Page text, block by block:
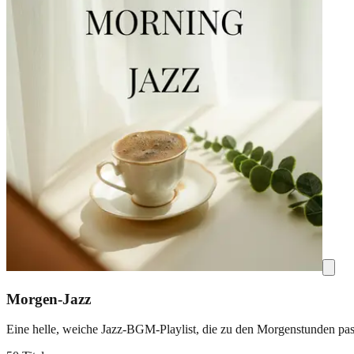
Morgen-Jazz
Eine helle, weiche Jazz-BGM-Playlist, die zu den Morgenstunden